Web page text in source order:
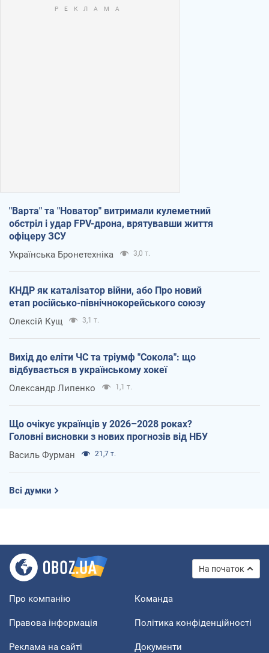
"Варта" та "Новатор" витримали кулеметний
обстріл і удар FPV-дрона, врятувавши життя
офіцеру ЗСУ
Українська Бронетехніка 3,0 т.
КНДР як каталізатор війни, або Про новий
етап російсько-північнокорейського союзу
Олексій Кущ 3,1 т.
Вихід до еліти ЧС та тріумф "Сокола": що
відбувається в українському хокеї
Олександр Липенко 1,1 т.
Що очікує українців у 2026–2028 роках?
Головні висновки з нових прогнозів від НБУ
Василь Фурман 21,7 т.
Всі думки
На початок
Про компанію Команда
Правова інформація Політика конфіденційності
Реклама на сайті Документи